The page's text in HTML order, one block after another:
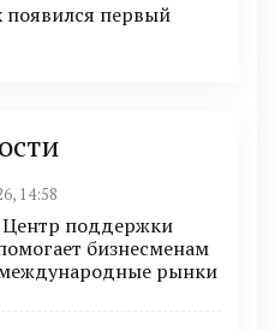
появился первый
14:58
поддержки
бизнесменам
рынки